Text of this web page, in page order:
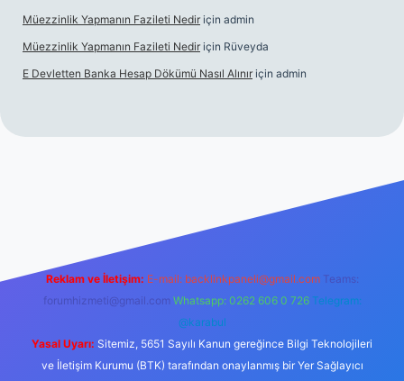
Müezzinlik Yapmanın Fazileti Nedir için admin
Müezzinlik Yapmanın Fazileti Nedir için Rüveyda
E Devletten Banka Hesap Dökümü Nasıl Alınır için admin
Reklam ve İletişim: E-mail: backlinkpaneli@gmail.com Teams:
forumhizmeti@gmail.com Whatsapp: 0262 606 0 726 Telegram:
@karabul
Yasal Uyarı: Sitemiz, 5651 Sayılı Kanun gereğince Bilgi Teknolojileri
ve İletişim Kurumu (BTK) tarafından onaylanmış bir Yer Sağlayıcı